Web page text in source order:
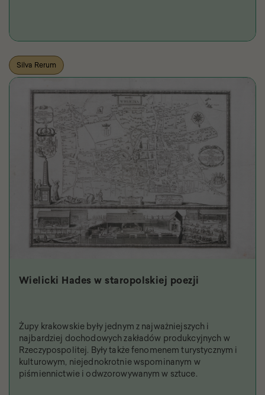
Silva Rerum
Wielicki Hades w staropolskiej poezji
Żupy krakowskie były jednym z najważniejszych i
najbardziej dochodowych zakładów produkcyjnych w
Rzeczypospolitej. Były także fenomenem turystycznym i
kulturowym, niejednokrotnie wspominanym w
piśmiennictwie i odwzorowywanym w sztuce.